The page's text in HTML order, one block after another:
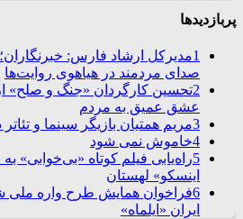
پربازدیدها
1مدیرکل ارشاد فارس:
صدای مردمند در هیاهوی روایت‌ها
2تحسین کارگردان «جنگ و صلح» از
عشق عمیق به مردم
3مریم همتیان بازیگر سینما و
4خاموش نمی شود
5راه‌یابی فیلم کوتاه «بی‌خوابی»
اینسکو» لهستان
6فراخوان همایش طرح واره ملی
ایران «ایلماه»